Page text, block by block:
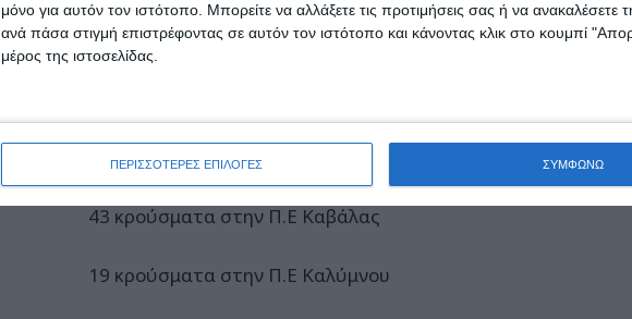
μόνο για αυτόν τον ιστότοπο. Μπορείτε να αλλάξετε τις προτιμήσεις σας ή να ανακαλέσετε
ανά πάσα στιγμή επιστρέφοντας σε αυτόν τον ιστότοπο και κάνοντας κλικ στο κουμπί
μέρος της ιστοσελίδας.
ΠΕΡΙΣΣΟΤΕΡΕΣ ΕΠΙΛΟΓΕΣ ΣΥΜΦΩΝΩ
5 κρούσματα στην Π.Ε. Θεσπρωτίας
41 κρούσματα στην Π.Ε. Ιωαννίνων
43 κρούσματα στην Π.Ε Καβάλας
19 κρούσματα στην Π.Ε Καλύμνου